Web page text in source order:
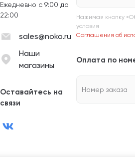
Ежедневно с 9:00 до
22:00
sales@noko.ru
Наши
магазины
Оставайтесь на
связи
Нажимая кнопку
условия
Соглашения об
Оплата по
Номер заказа